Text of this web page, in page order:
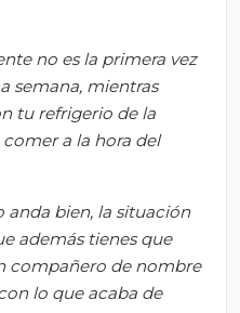
no es la primera vez
semana, mientras
tu refrigerio de la
a la hora del
anda bien, la situación
además tienes que
compañero de nombre
lo que acaba de